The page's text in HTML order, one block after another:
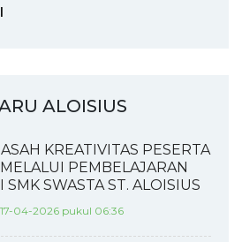
ALOISIUS
KREATIVITAS PESERTA
PEMBELAJARAN
SMK SWASTA ST. ALOISIUS
04-2026 pukul 06:36